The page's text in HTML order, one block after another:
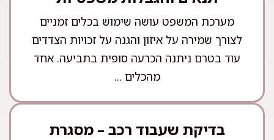
מערכת המשפט עושה שימוש בכלים זמניים
לצורך שמירה על איזון והגנה על זכויות הצדדים
עוד בטרם ניתנה הכרעה סופית בתביעה. אחד
מהכלים ...
בדיקת שעבוד רכב – מסגרת